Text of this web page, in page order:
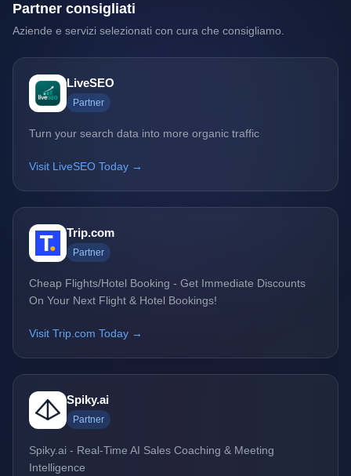
Partner consigliati
Aziende e servizi selezionati con cura che consigliamo.
LiveSEO
Partner
Turn your search data into more organic traffic
Visit LiveSEO Today →
Trip.com
Partner
Cheap Flights/Hotel Booking - Get Immediate Discounts
On Your Next Flight & Hotel Bookings!
Visit Trip.com Today →
Spiky.ai
Partner
Spiky.ai - Real-Time AI Sales Coaching & Meeting
Intelligence